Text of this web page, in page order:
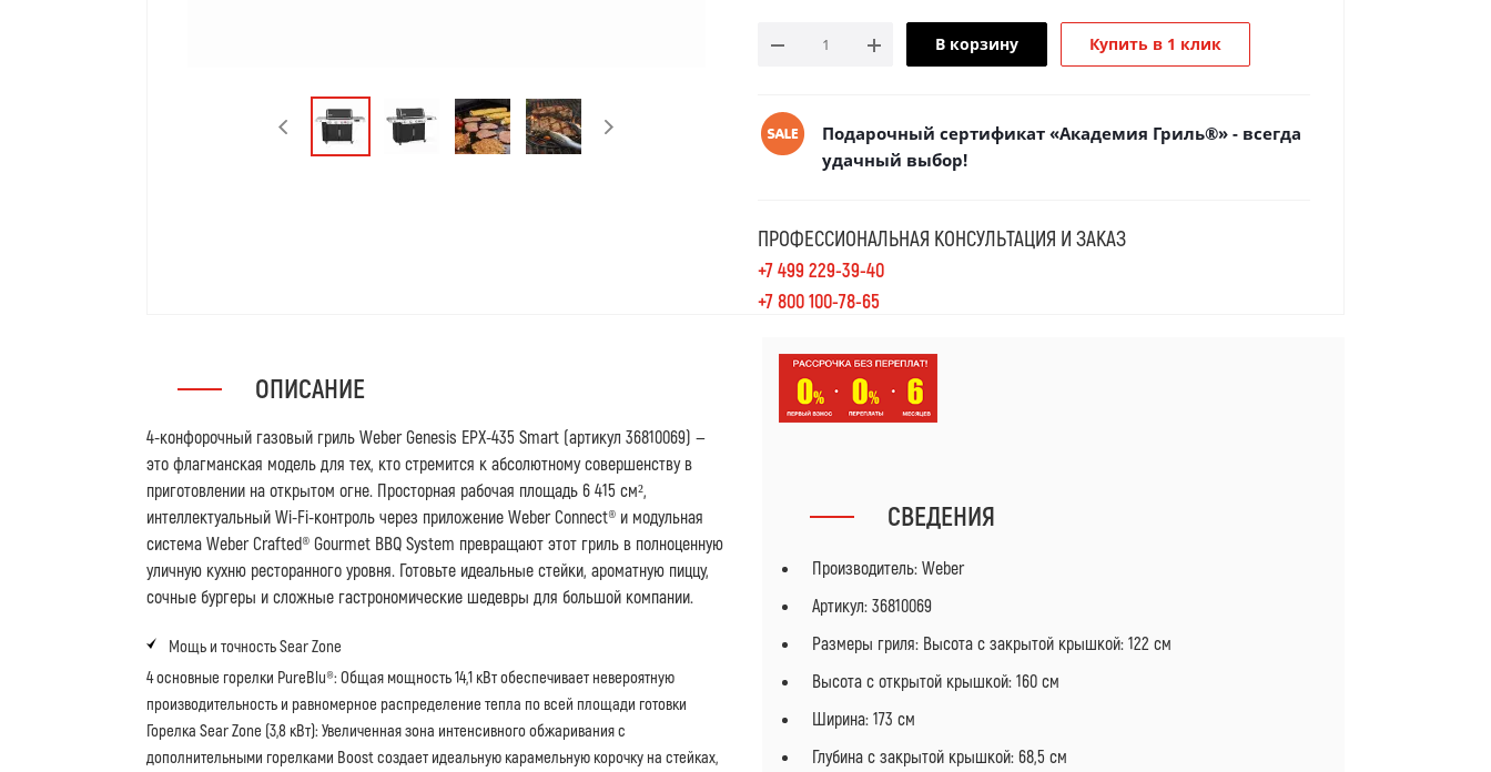
В корзину Купить в 1 клик
Подарочный сертификат «Академия Гриль®» - всегда
удачный выбор!
ПРОФЕССИОНАЛЬНАЯ КОНСУЛЬТАЦИЯ И ЗАКАЗ
+7 499 229-39-40
+7 800 100-78-65
ОПИСАНИЕ
4-конфорочный газовый гриль Weber Genesis EPX-435 Smart (артикул 36810069) —
это флагманская модель для тех, кто стремится к абсолютному совершенству в
приготовлении на открытом огне. Просторная рабочая площадь 6 415 см²,
интеллектуальный Wi-Fi-контроль через приложение Weber Connect® и модульная
система Weber Crafted® Gourmet BBQ System превращают этот гриль в полноценную
уличную кухню ресторанного уровня. Готовьте идеальные стейки, ароматную пиццу,
сочные бургеры и сложные гастрономические шедевры для большой компании.
Мощь и точность Sear Zone
4 основные горелки PureBlu®: Общая мощность 14,1 кВт обеспечивает невероятную
производительность и равномерное распределение тепла по всей площади готовки
Горелка Sear Zone (3,8 кВт): Увеличенная зона интенсивного обжаривания с
дополнительными горелками Boost создает идеальную карамельную корочку на стейках,
СВЕДЕНИЯ
Производитель: Weber
Артикул: 36810069
Размеры гриля: Высота с закрытой крышкой: 122 см
Высота с открытой крышкой: 160 см
Ширина: 173 см
Глубина с закрытой крышкой: 68,5 см